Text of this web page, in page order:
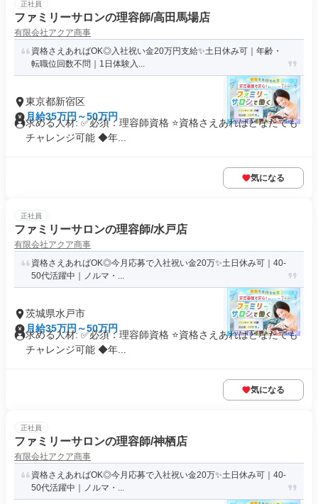
正社員
ファミリーサロンの理容師/高田馬場店
有限会社アクア商事
資格さえあればOK◎入社祝い金20万円支給✨️土日休み可｜年齢・
転職位回数不問｜1日体験入...
東京都新宿区
月給35万円～50万円
求める人材: ✅必須：理容師資格 ⭐️資格さえあればどなたでも
チャレンジ可能 ◆年...
気になる
正社員
ファミリーサロンの理容師/水戸店
有限会社アクア商事
資格さえあればOK◎今月応募で入社祝い金20万✨️土日休み可｜40-
50代活躍中｜ノルマ・...
茨城県水戸市
月給35万円～50万円
求める人材: ✅必須：理容師資格 ⭐️資格さえあればどなたでも
チャレンジ可能 ◆年...
気になる
正社員
ファミリーサロンの理容師/神栖店
有限会社アクア商事
資格さえあればOK◎今月応募で入社祝い金20万✨️土日休み可｜40-
50代活躍中｜ノルマ・...